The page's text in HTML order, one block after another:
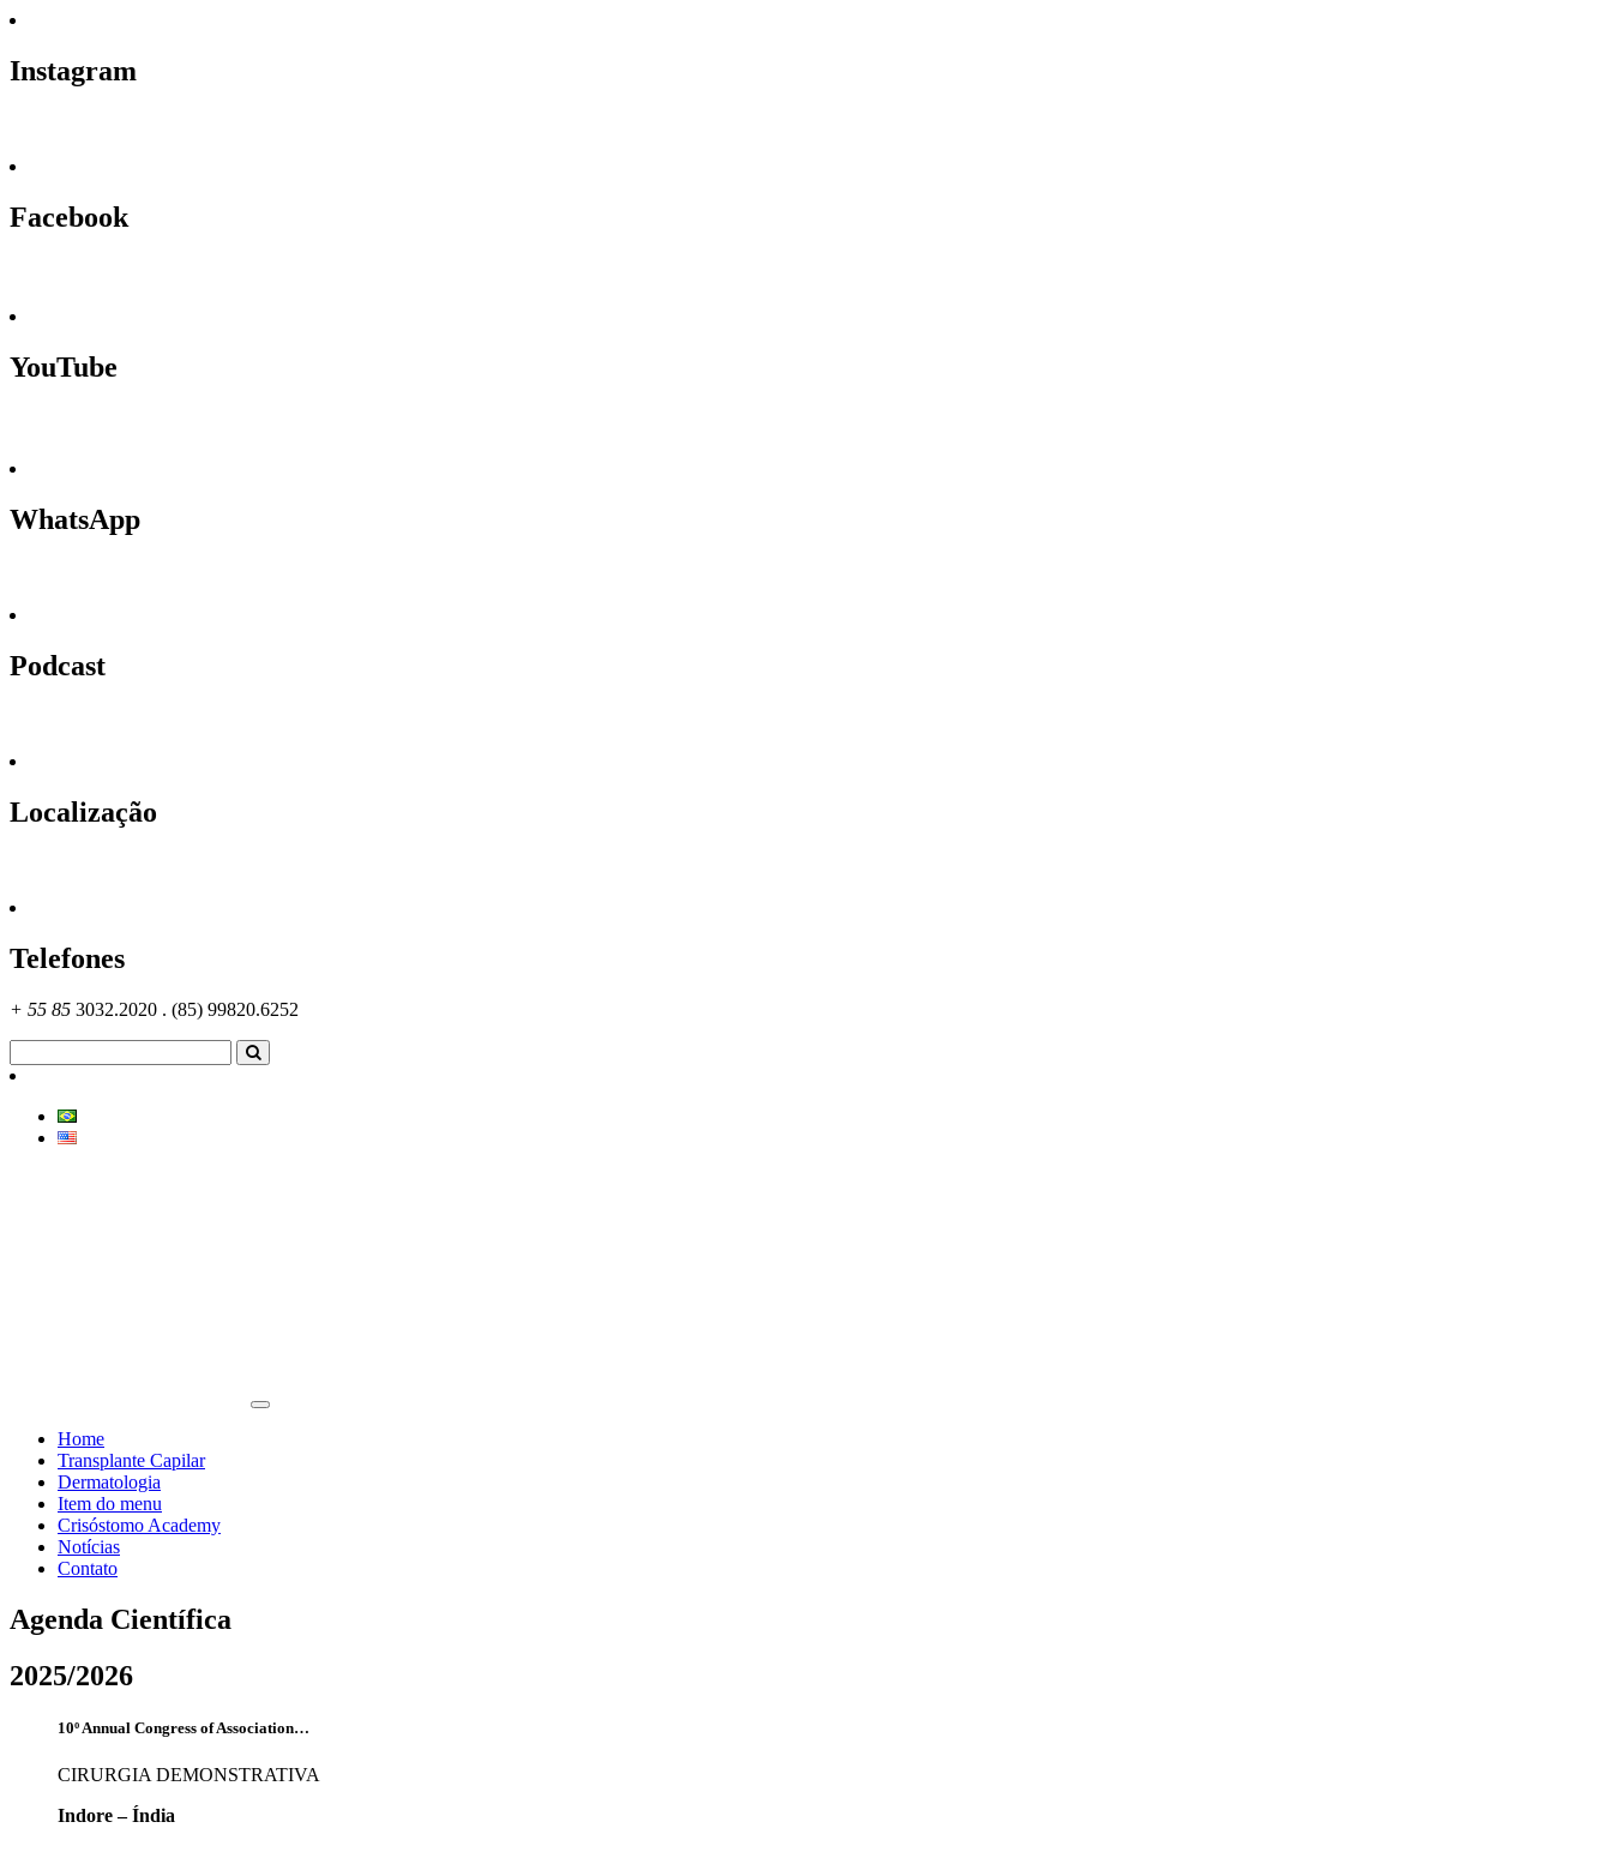
Instagram
Facebook
YouTube
WhatsApp
Podcast
Localização
Telefones
+ 55 85 3032.2020 . (85) 99820.6252
Home
Transplante Capilar
Dermatologia
Item do menu
Crisóstomo Academy
Notícias
Contato
Agenda Científica
2025/2026
10º Annual Congress of Association…
CIRURGIA DEMONSTRATIVA
Indore – Índia